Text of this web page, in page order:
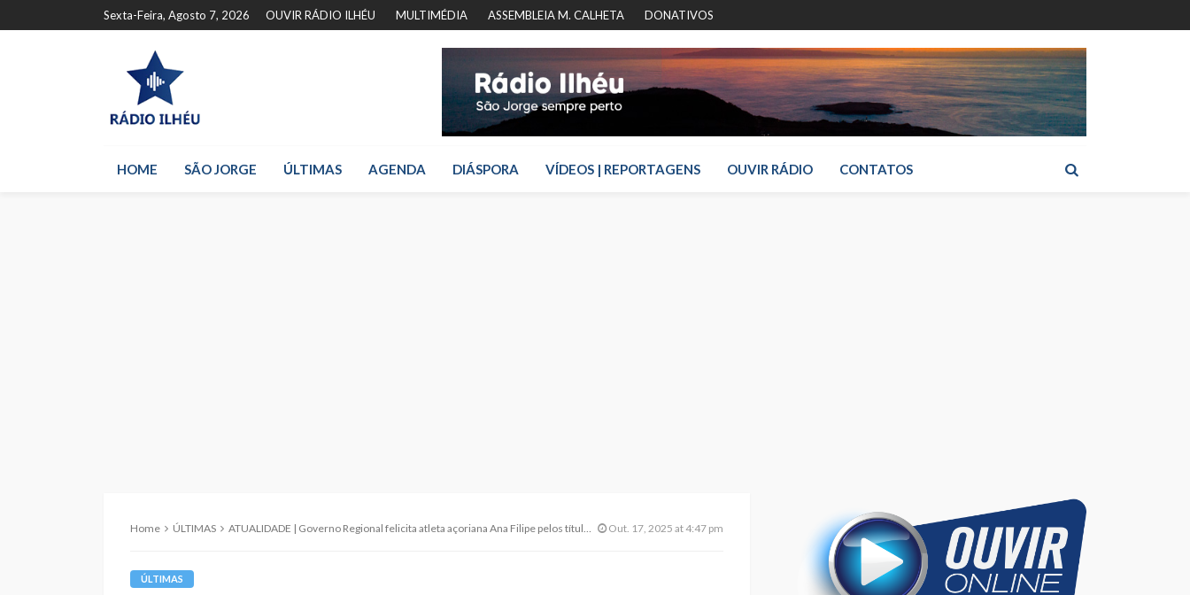
Sexta-Feira, Agosto 7, 2026 OUVIR RÁDIO ILHÉU MULTIMÉDIA ASSEMBLEIA M. CALHETA DONATIVOS
HOME SÃO JORGE ÚLTIMAS AGENDA DIÁSPORA VÍDEOS | REPORTAGENS OUVIR RÁDIO CONTATOS
Home ÚLTIMAS ATUALIDADE | Governo Regional felicita atleta açoriana Ana Filipe pelos títulos conquistados nos Mundiais VIRTUS Out. 17, 2025 at 4:47 pm
ÚLTIMAS